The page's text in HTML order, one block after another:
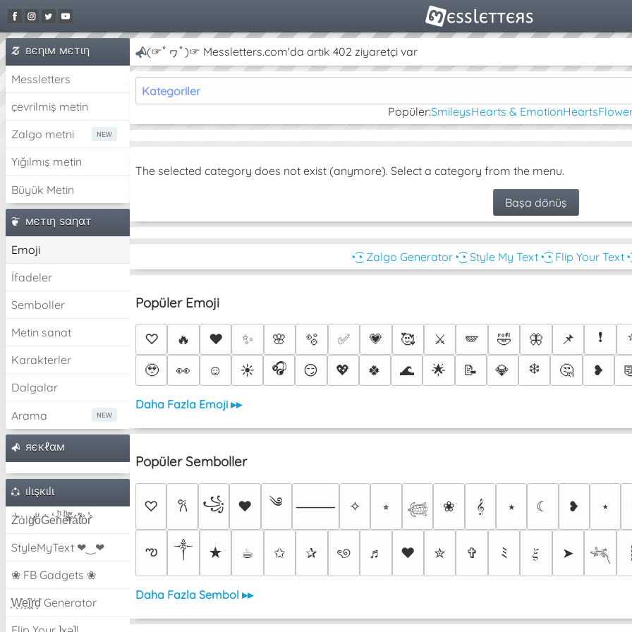
вєηιм мєтιη
Messletters
çevrilmiş metin
Zalgo metni
Yığılmış metin
Büyük Metin
мєтιη ѕαηαт
Emoji
İfadeler
Semboller
Metin sanat
Karakterler
Dalgalar
Arama
яєкℓαм
ιlιşкιlι
Z̾̽ảlg̀͐ͭ̽oͧG̀e̒̃nͪȅͪͫ̏̐r͌̑á͑t͌̑͛o̊r̓̐
StyleMyText ❤‿❤
❀ FB Gadgets ❀
͕͗W͕͕͗͗e͕͕͗͗i͕͕͗͗r͕͗d͕͗ Generator
(☞ﾟヮﾟ)☞ Messletters.com'da artık 402 ziyaretçi var
Kategoriler
Popüler:SmileysHearts & EmotionHearts
The selected category does not exist (anymore). Select a category from the menu.
Başa dönüş
◔͜͡◔ Zalgo Generator◔͜͡◔ Style My Text◔͜͡◔ Flip Your Text
Popüler Emoji
♡ 🔥 ❤️ ✨ 🌸 🫧 ✅ 💗 🥰 ⚔️ 🪽 🤣 🦋 📌 ❗
🥹
👀 ☺️ ☀️ 🎧 😏 💖 🍀 🌊 🌟 📝 💎 ❄️ 🤔 ❥
Daha Fazla Emoji ▸▸
Popüler Semboller
♡ 𐙚 ꧁ ♥ ༄ ⸻ ✧ ⭒ 𓆉 ❀ 𝄞 ⭑ ☾ ❥ ⋆
ఌ ༒︎ ★ ☕︎ ✩ ✰ ৎ୭ ♬ ❤ ✮ ✞ ﾐ 𝜉 ➤ 𓆈 ┊
Daha Fazla Sembol ▸▸